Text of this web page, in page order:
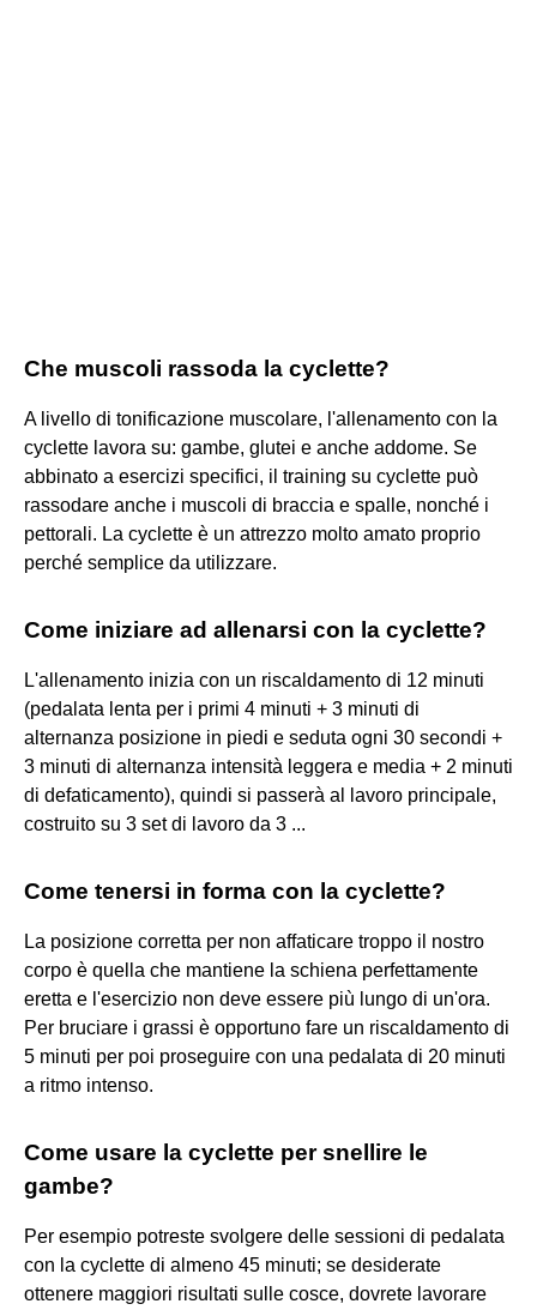
Che muscoli rassoda la cyclette?
A livello di tonificazione muscolare, l'allenamento con la
cyclette lavora su: gambe, glutei e anche addome. Se
abbinato a esercizi specifici, il training su cyclette può
rassodare anche i muscoli di braccia e spalle, nonché i
pettorali. La cyclette è un attrezzo molto amato proprio
perché semplice da utilizzare.
Come iniziare ad allenarsi con la cyclette?
L'allenamento inizia con un riscaldamento di 12 minuti
(pedalata lenta per i primi 4 minuti + 3 minuti di
alternanza posizione in piedi e seduta ogni 30 secondi +
3 minuti di alternanza intensità leggera e media + 2 minuti
di defaticamento), quindi si passerà al lavoro principale,
costruito su 3 set di lavoro da 3 ...
Come tenersi in forma con la cyclette?
La posizione corretta per non affaticare troppo il nostro
corpo è quella che mantiene la schiena perfettamente
eretta e l'esercizio non deve essere più lungo di un'ora.
Per bruciare i grassi è opportuno fare un riscaldamento di
5 minuti per poi proseguire con una pedalata di 20 minuti
a ritmo intenso.
Come usare la cyclette per snellire le
gambe?
Per esempio potreste svolgere delle sessioni di pedalata
con la cyclette di almeno 45 minuti; se desiderate
ottenere maggiori risultati sulle cosce, dovrete lavorare